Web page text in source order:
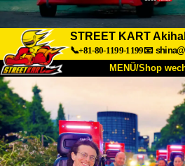
STREET KART
📞+81-80-1199-1199📧
MENÜ/Shop
Über uns
Anfahrt